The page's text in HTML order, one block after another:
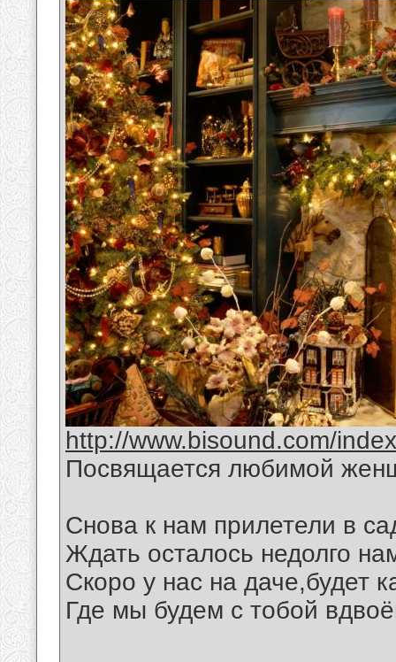
http://www.bisound.com/
Посвящается любимой
Снова к нам прилетели в
Ждать осталось недолго
Скоро у нас на даче,будет
Где мы будем с тобой